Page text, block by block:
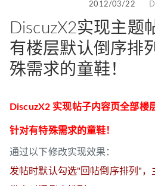
2012/03/22
DiscuzX2实现主题
有楼层默认倒序排
殊需求的童鞋！
DiscuzX2 实现帖子内容页全部楼
针对有特殊需求的童鞋！
通过以下修改实现效果：
发帖时默认勾选"回帖倒序排列"